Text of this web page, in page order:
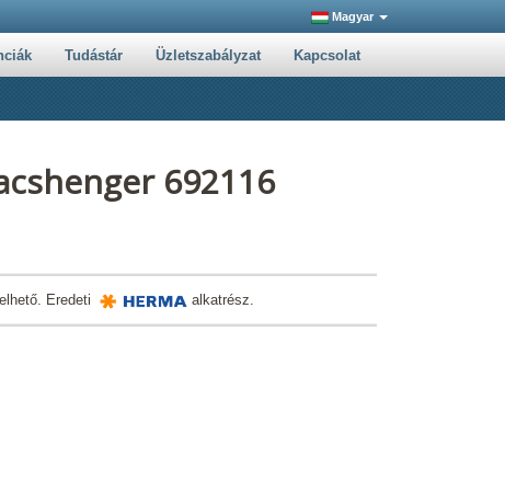
Magyar
Tudástár Üzletszabályzat Kapcsolat
692116
Eredeti alkatrész.